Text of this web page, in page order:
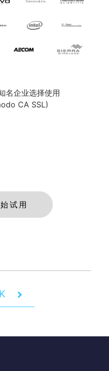
名企业选择使用
CA SSL)
试用